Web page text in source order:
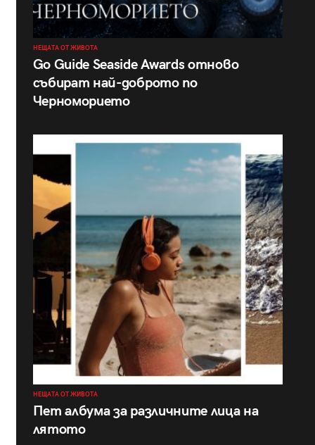
НЕЩАТА ОТ ЖИВОТА
Go Guide Seaside Awards отново
събират най-доброто по
Черноморието
НЕЩАТА ОТ ЖИВОТА
Пет албума за различните лица на
лятото